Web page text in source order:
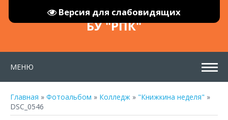
Версия для слабовидящих
БУ "РПК"
МЕНЮ
Главная » Фотоальбом » Колледж » "Книжкина неделя" »
DSC_0546